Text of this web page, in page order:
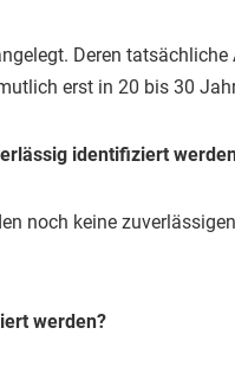
Deren
erst in 20 bis 30
identifiziert
noch keine
werden?